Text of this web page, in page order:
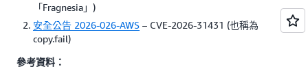
「Fragnesia」)
安全公告 2026-026-AWS – CVE-2026-31431 (也稱為
copy.fail)
參考資料：